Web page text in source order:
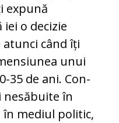
expună
o decizie
când îți
unui
35 de ani. Con­
nesăbuite în
mediul politic,